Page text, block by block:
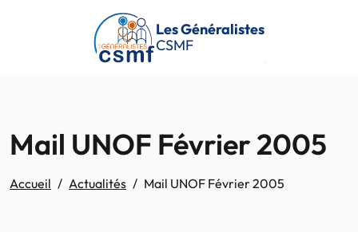
Passer au contenu principal
Les Généralistes
CSMF
Mail UNOF Février 2005
Accueil Actualités Mail UNOF Février 2005